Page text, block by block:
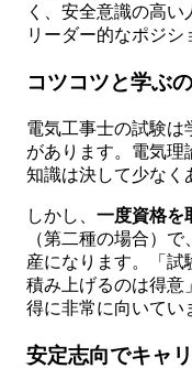
く、安全意識の高
リーダー的なポジシ
コツコツと学ぶ
電気工事士の試験は
があります。電気理
知識は決して少なく
しかし、 一度資格を
（第二種の場合）
産になります。「試
積み上げるのは得意
得に非常に向いてい
安定志向でキャ